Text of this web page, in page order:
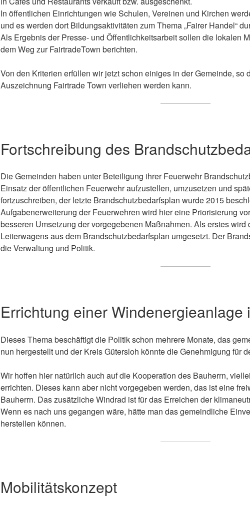
In öffentlichen Einrichtungen wie Schulen, Vereinen und Kirchen
und es werden dort Bildungsaktivitäten zum Thema „Fairer Handel“
Als Ergebnis der Presse- und Öffentlichkeitsarbeit sollen die lokalen
dem Weg zur FairtradeTown berichten.
Von den Kriterien erfüllen wir jetzt schon einiges in der Gemeinde, so
Auszeichnung Fairtrade Town verliehen werden kann.
Fortschreibung des
Die Gemeinden haben unter Beteiligung ihrer Feuerwehr
Einsatz der öffentlichen Feuerwehr aufzustellen, umzusetzen und
fortzuschreiben, der letzte Brandschutzbedarfsplan wurde 2015
Aufgabenerweiterung der Feuerwehren wird hier eine Priorisierung
besseren Umsetzung der vorgegebenen Maßnahmen. Als erstes
Leiterwagens aus dem Brandschutzbedarfsplan umgesetzt. Der
die Verwaltung und Politik.
Errichtung einer Windenergieanlage
Dieses Thema beschäftigt die Politik schon mehrere Monate, das
nun hergestellt und der Kreis Gütersloh könnte die Genehmigung für
Wir hoffen hier natürlich auch auf die Kooperation des Bauherrn,
errichten. Dieses kann aber nicht vorgegeben werden, das ist eine
Bauherrn. Das zusätzliche Windrad ist für das Erreichen der
Wenn es nach uns gegangen wäre, hätte man das gemeindliche
herstellen können.
Mobilitätskonzept